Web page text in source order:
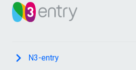
N3-entry